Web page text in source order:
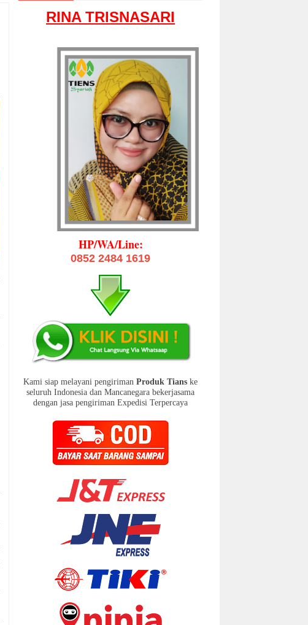
RINA TRISNASARI
HP/WA/Line:
0852 2484 1619
Kami siap melayani pengiriman Produk Tians ke
seluruh Indonesia dan Mancanegara bekerjasama
dengan jasa pengiriman Expedisi Terpercaya